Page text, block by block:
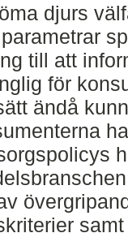
djurs
till att
för
ändå